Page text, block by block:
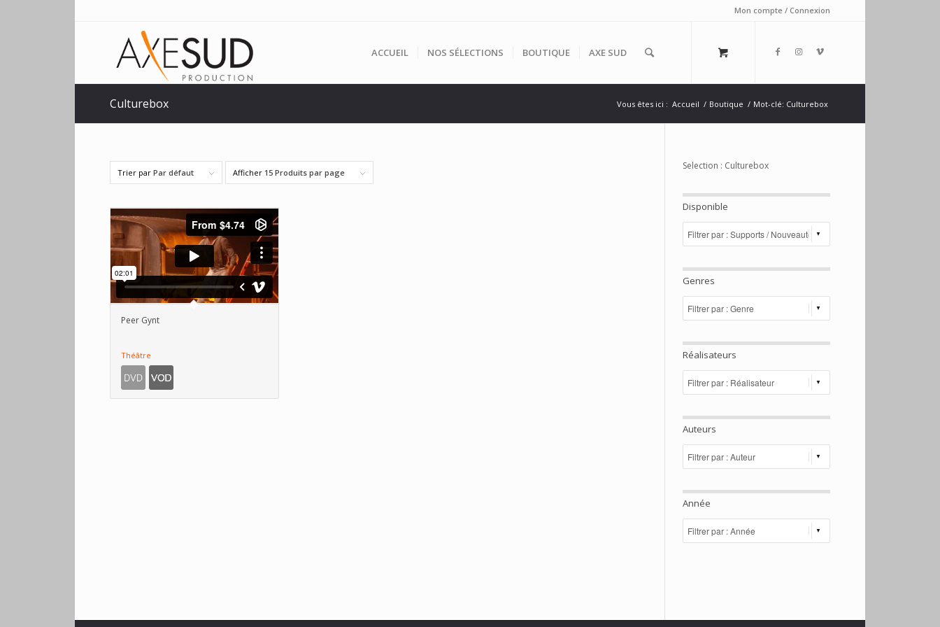
Mon compte / Connexion
ACCUEIL NOS SÉLECTIONS BOUTIQUE AXE SUD
Culturebox Vous êtes ici : Accueil / Boutique / Mot-clé: Culturebox
Trier par Par défaut Afficher 15 Produits par page
Peer Gynt
Théâtre
Selection : Culturebox
Disponible
Genres
Réalisateurs
Auteurs
Année